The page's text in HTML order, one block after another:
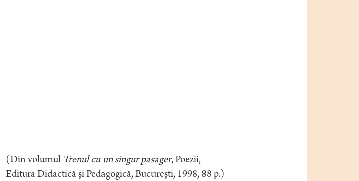
Trenul cu un singur pasager, Poezii,
Pedagogică, Bucureşti, 1998, 88 p.)